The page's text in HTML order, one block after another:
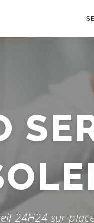
24H24 sur